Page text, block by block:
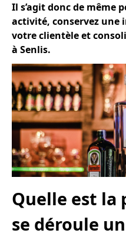
Il s’agit donc de même
activité, conservez une
votre clientèle et
à Senlis.
Quelle est la
se déroule